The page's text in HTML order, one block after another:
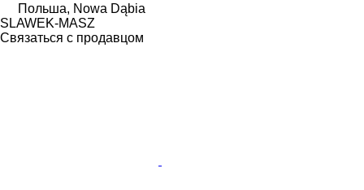
Польша, Nowa Dąbia
SLAWEK-MASZ
Связаться с продавцом